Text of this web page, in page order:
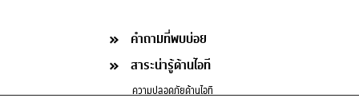
คำถามที่พบบ่อย
สาระน่ารู้ด้านไอที
ความปลอดภัยด้านไอที